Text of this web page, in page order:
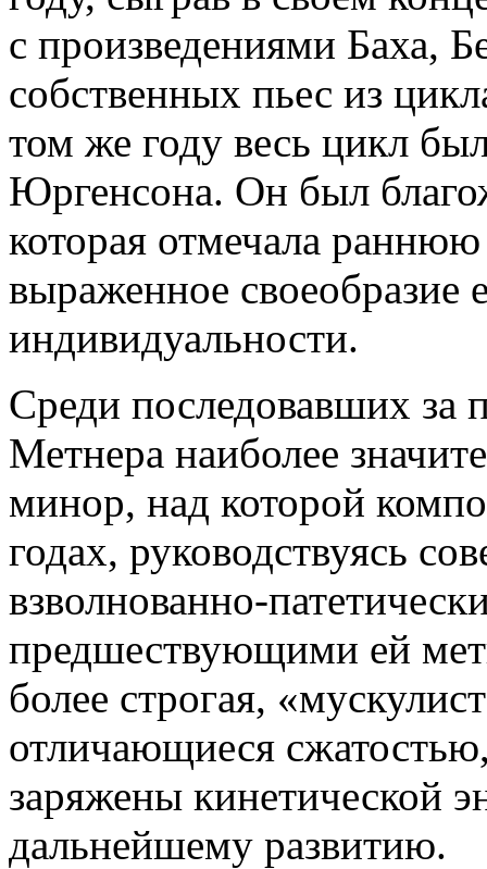
с произведениями Баха,
собственных пьес из
том же году весь цикл
Юргенсона. Он был
которая отмечала
выраженное своеобразие
индивидуальности.
Среди последовавших за
Метнера наиболее
минор, над которой
годах, руководствуясь
взволнованно-
предшествующими ей
более строгая,
отличающиеся
заряжены кинетической
дальнейшему развитию.